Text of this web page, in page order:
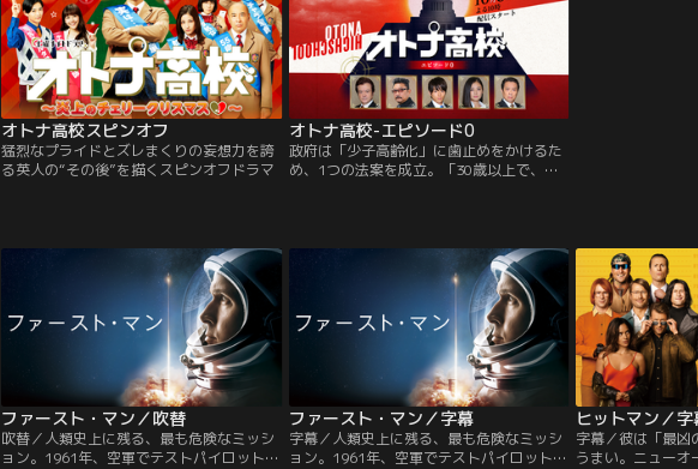
ープを追い求め、真実を暴くために奔走す
る日々を送っていた。そんな中、巷ではフ
ァストファッションブランド「Qros」の
CMに出演する正体不明の女性が話題になっ
ていた。そして、その正体をいち早く暴こ
うと芸能記者たちのスクープ争いが始ま
る！大衆の関心がエスカレートすればする
ほど、崩れていく「Qrosの女」の生活…。
しかし、それは全て仕組まれたことだっ
オトナ高校スピンオフ
猛烈なプライドとズレまくりの妄想力を誇
る英人の“その後”を描くスピンオフドラマ
オトナ高校-エピソード0
政府は「少子高齢化」に歯止めをかけるた
め、1つの法案を成立。「30歳以上で、未
ピソード。“オトナ高校”がいかにして誕生
したのか！？国の未来を本気で考えた名も
無き政治家達のアツい奮闘ドラマ！
ファースト・マン／吹替
吹替／人類史上に残る、最も危険なミッシ
ョン。1961年、空軍でテストパイロットを
ファースト・マン／字幕
字幕／人類史上に残る、最も危険なミッシ
ョン。1961年、空軍でテストパイロットを
字幕／彼は「最
うまい。ニューオ